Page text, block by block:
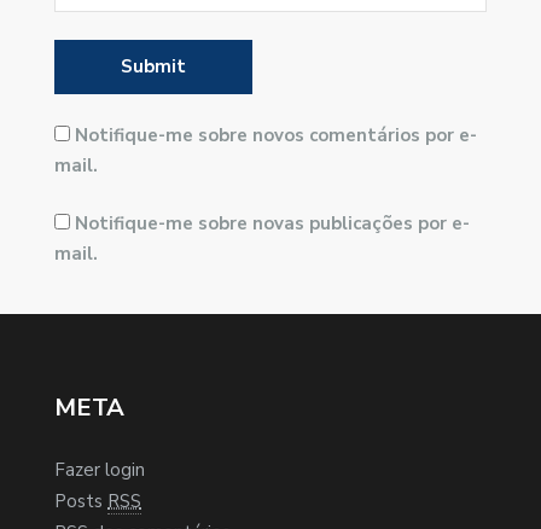
Notifique-me sobre novos comentários por e-
mail.
Notifique-me sobre novas publicações por e-
mail.
META
Fazer login
Posts RSS